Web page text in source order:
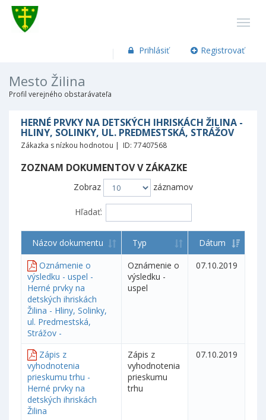
Prihlásiť Registrovať
Mesto Žilina
Profil verejného obstarávateľa
HERNÉ PRVKY NA DETSKÝCH IHRISKÁCH ŽILINA -
HLINY, SOLINKY, UL. PREDMESTSKÁ, STRÁŽOV
Zákazka s nízkou hodnotou | ID: 77407568
ZOZNAM DOKUMENTOV V ZÁKAZKE
Zobraz záznamov
Hľadať:
Názov dokumentu Typ
Dátum
Oznámenie o
výsledku - uspel -
Herné prvky na
detských ihriskách
Žilina - Hliny, Solinky,
ul. Predmestská,
Strážov -
Oznámenie o
výsledku -
uspel
07.10.2019
Zápis z
vyhodnotenia
prieskumu trhu -
Herné prvky na
detských ihriskách
Žilina
Zápis z
vyhodnotenia
prieskumu
trhu
07.10.2019